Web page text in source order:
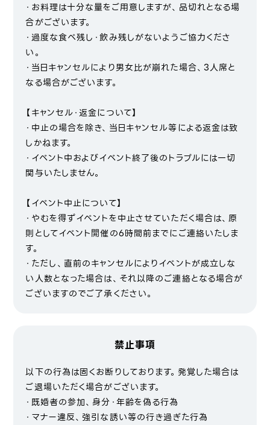
・お料理は十分な量をご用意しますが、品切れとなる場
合がございます。
・過度な食べ残し・飲み残しがないようご協力くださ
い。
・当日キャンセルにより男女比が崩れた場合、3人席と
なる場合がございます。
【キャンセル・返金について】
・中止の場合を除き、当日キャンセル等による返金は致
しかねます。
・イベント中およびイベント終了後のトラブルには一切
関与いたしません。
【イベント中止について】
・やむを得ずイベントを中止させていただく場合は、原
則としてイベント開催の6時間前までにご連絡いたしま
す。
・ただし、直前のキャンセルによりイベントが成立しな
い人数となった場合は、それ以降のご連絡となる場合が
ございますのでご了承ください。
禁止事項
以下の行為は固くお断りしております。発覚した場合は
ご退場いただく場合がございます。
・既婚者の参加、身分・年齢を偽る行為
・マナー違反、強引な誘い等の行き過ぎた行為